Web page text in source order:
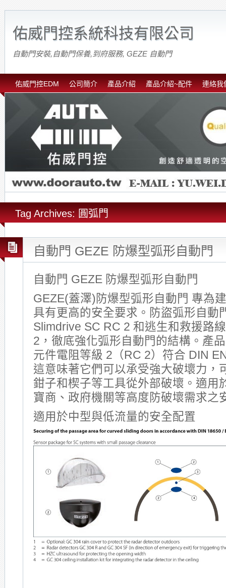
佑威門控系統科技有限公司
自動門安裝,自動門保養,到府服務, GEZE 自動門
佑威門控EDM 公司簡介 產品介紹 產品介紹~配件 連絡我
Tag Archives: 圓弧門
自動門 GEZE 防爆型弧形自動門
自動門 GEZE 防爆型弧形自動門
GEZE(蓋澤)防爆型弧形自動門 專為
具有更高的安全要求。防盜弧形自動
Slimdrive SC RC 2 和逃生和救援路
2，徹底強化弧形自動門的結構。產
元件電阻等級 2（RC 2）符合 DIN
這意味著它們可以承受強大破壞力，
鉗子和楔子等工具從外部破壞。適用
寶商、政府機關等高度防破壞需求之
適用於中型與低流量的安全配置